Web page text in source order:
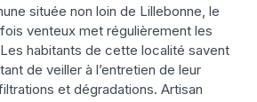
située non loin de Lillebonne, le
venteux met régulièrement les
habitants de cette localité savent
de veiller à l’entretien de leur
et dégradations. Artisan